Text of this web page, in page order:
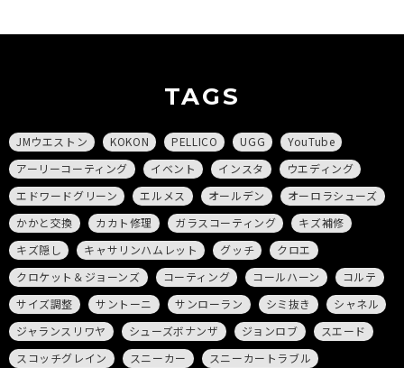
TAGS
JMウエストン KOKON PELLICO UGG
YouTube
アーリーコーティング
イベント インスタ
ウエディング
エドワードグリーン
エルメス オールデン
オーロラシューズ
かかと交換
カカト修理 ガラスコーティング
キズ補修
キズ隠し
キャサリンハムレット グッチ
クロエ
クロケット＆ジョーンズ
コーティング コールハーン
コルテ
サイズ調整
サントーニ サンローラン シミ抜き
シャネル
ジャランスリワヤ
シューズボナンザ ジョンロブ
スエード
スコッチグレイン
スニーカー
スニーカートラブル